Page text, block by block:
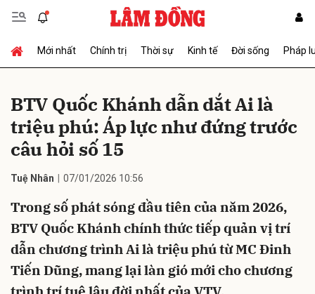
Mới nhất Chính trị Thời sự Kinh tế Đời sống Pháp
BTV Quốc Khánh dẫn dắt Ai là
triệu phú: Áp lực như đứng trước
câu hỏi số 15
Tuệ Nhân 07/01/2026 10:56
Trong số phát sóng đầu tiên của năm 2026,
BTV Quốc Khánh chính thức tiếp quản vị trí
dẫn chương trình Ai là triệu phú từ MC Đinh
Tiến Dũng, mang lại làn gió mới cho chương
Gửi bình luận
Hủy Gửi